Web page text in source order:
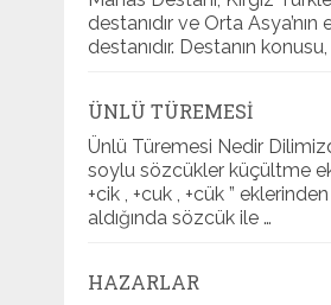
destanıdır ve Orta Asya’nın
destanıdır. Destanın
ÜNLÜ TÜREMESI
Ünlü Türemesi Nedir
soylu sözcükler küçültme eki
+cik , +cuk , +cük ”
aldığında sözcük ile …
HAZARLAR